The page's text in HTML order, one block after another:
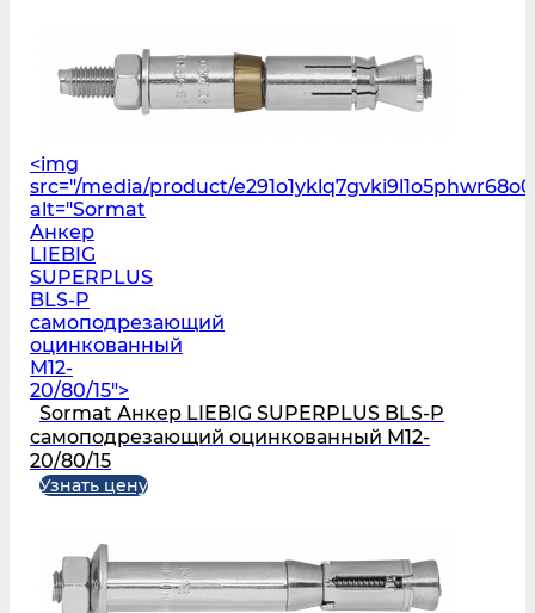
<img
src="/media/product/
alt="Sormat
Анкер
LIEBIG
SUPERPLUS
BLS‑P
самоподрезающий
оцинкованный
M12-
20/80/15">
Sormat Анкер LIEBIG SUPERPLUS BLS‑P
самоподрезающий оцинкованный M12-
20/80/15
Узнать цену